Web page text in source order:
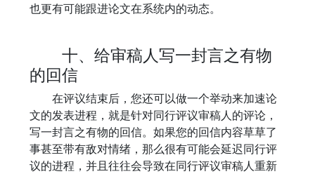
也更有可能跟进论文在系统内的动态。
十、给审稿人写一封言之有物
的回信
在评议结束后，您还可以做一个举动来加速论
文的发表进程，就是针对同行评议审稿人的评论，
写一封言之有物的回信。如果您的回信内容草草了
事甚至带有敌对情绪，那么很有可能会延迟同行评
议的进程，并且往往会导致在同行评议审稿人重新